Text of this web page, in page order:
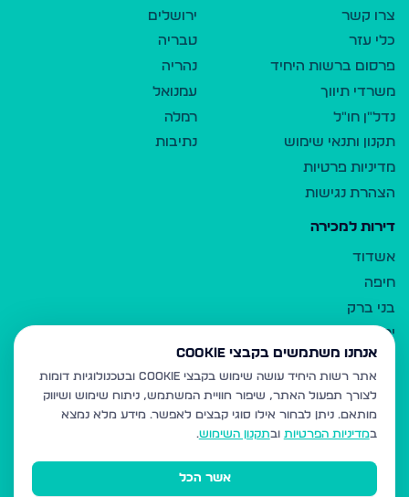
צרו קשר
כלי עזר
פרסום ברשות היחיד
משרדי תיווך
נדל"ן חו"ל
תקנון ותנאי שימוש
מדיניות פרטיות
הצהרת נגישות
ירושלים
טבריה
נהריה
עמנואל
רמלה
נתיבות
דירות למכירה
אשדוד
חיפה
בני ברק
ירושלים
אלעד
גבעת זאב
בית שמש
רכסים
מודיעין עילית
אנחנו משתמשים בקבצי Cookie
אתר רשות היחיד עושה שימוש בקבצי Cookie ובטכנולוגיות דומות
לצורך תפעול האתר, שיפור חוויית המשתמש, ניתוח שימוש ושיווק
מותאם. ניתן לבחור אילו סוגי קבצים לאפשר. מידע מלא נמצא
במדיניות הפרטיות ובתקנון השימוש.
אשר הכל